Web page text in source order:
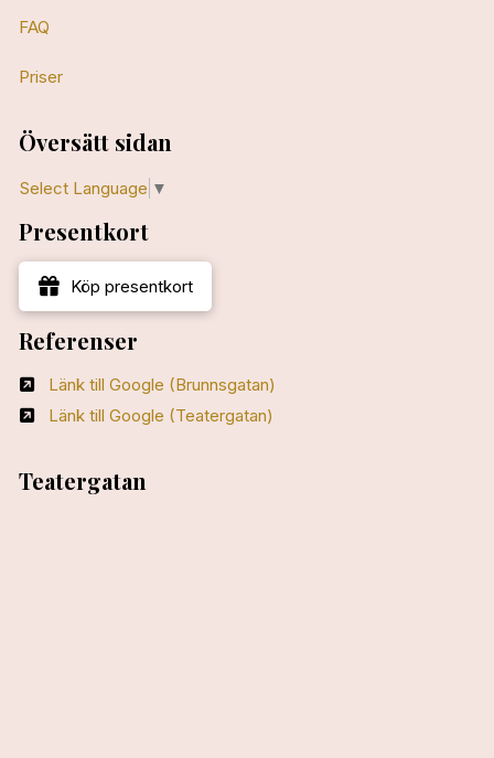
FAQ
Priser
Översätt sidan
Select Language ▼
Presentkort
Köp presentkort
Referenser
Länk till Google (Brunnsgatan)
Länk till Google (Teatergatan)
Teatergatan